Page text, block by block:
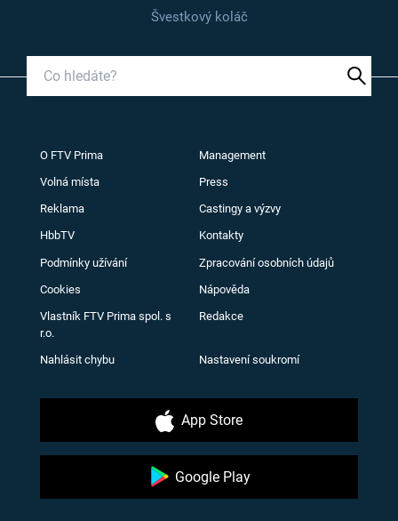
Švestkový koláč
O FTV Prima Management
Volná místa Press
Reklama Castingy a výzvy
HbbTV Kontakty
Podmínky užívání Zpracování osobních údajů
Cookies Nápověda
Vlastník FTV Prima spol. s
r.o.
Redakce
Nahlásit chybu Nastavení soukromí
App Store
Google Play